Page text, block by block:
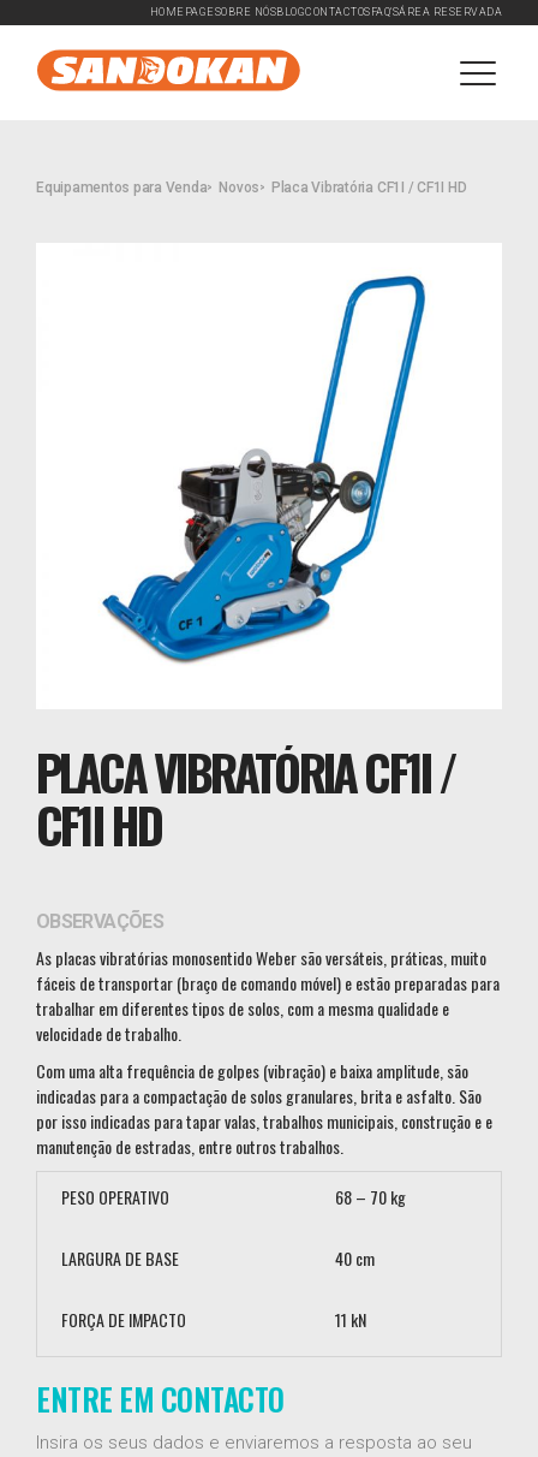
HOMEPAGE SOBRE NÓSBLOGCONTACTOS FAQ'SÁREA RESERVADA
Equipamentos para Venda Novos Placa Vibratória CF1I / CF1I HD
PLACA VIBRATÓRIA CF1I /
CF1I HD
OBSERVAÇÕES
As placas vibratórias monosentido Weber são versáteis, práticas, muito
fáceis de transportar (braço de comando móvel) e estão preparadas para
trabalhar em diferentes tipos de solos, com a mesma qualidade e
velocidade de trabalho.
Com uma alta frequência de golpes (vibração) e baixa amplitude, são
indicadas para a compactação de solos granulares, brita e asfalto. São
por isso indicadas para tapar valas, trabalhos municipais, construção e e
manutenção de estradas, entre outros trabalhos.
PESO OPERATIVO
68 – 70 kg
LARGURA DE BASE 40 cm
FORÇA DE IMPACTO 11 kN
ENTRE EM CONTACTO
Insira os seus dados e enviaremos a resposta ao seu